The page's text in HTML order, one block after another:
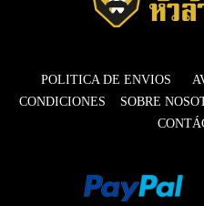
POLITICA DE ENVIOS
CONDICIONES
SOBRE